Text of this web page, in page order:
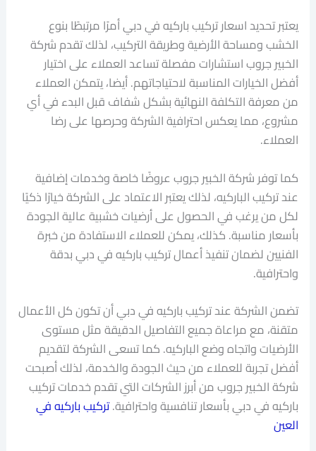
يعتبر تحديد اسعار تركيب باركيه في دبي أمرًا مرتبطًا بنوع
الخشب ومساحة الأرضية وطريقة التركيب، لذلك تقدم شركة
الخبير جروب استشارات مفصلة تساعد العملاء على اختيار
أفضل الخيارات المناسبة لاحتياجاتهم. أيضا، يتمكن العملاء
من معرفة التكلفة النهائية بشكل شفاف قبل البدء في أي
مشروع، مما يعكس احترافية الشركة وحرصها على رضا
العملاء.
كما توفر شركة الخبير جروب عروضًا خاصة وخدمات إضافية
عند تركيب الباركيه، لذلك يعتبر الاعتماد على الشركة خيارًا ذكيًا
لكل من يرغب في الحصول على أرضيات خشبية عالية الجودة
بأسعار مناسبة. كذلك، يمكن للعملاء الاستفادة من خبرة
الفنيين لضمان تنفيذ أعمال تركيب باركيه في دبي بدقة
واحترافية.
تضمن الشركة عند تركيب باركيه في دبي أن تكون كل الأعمال
متقنة، مع مراعاة جميع التفاصيل الدقيقة مثل مستوى
الأرضيات واتجاه وضع الباركيه. كما تسعى الشركة لتقديم
أفضل تجربة للعملاء من حيث الجودة والخدمة، لذلك أصبحت
شركة الخبير جروب من أبرز الشركات التي تقدم خدمات تركيب
باركيه في دبي بأسعار تنافسية واحترافية.تركيب باركيه في
العين